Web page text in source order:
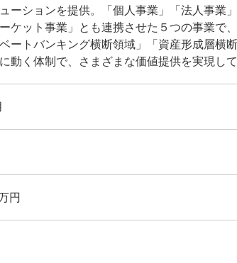
ーションを提供。「個人事業」「法人事業
ケット事業」とも連携させた５つの事業で
ートバンキング横断領域」「資産形成層横
動く体制で、さまざまな価値提供を実現して
円